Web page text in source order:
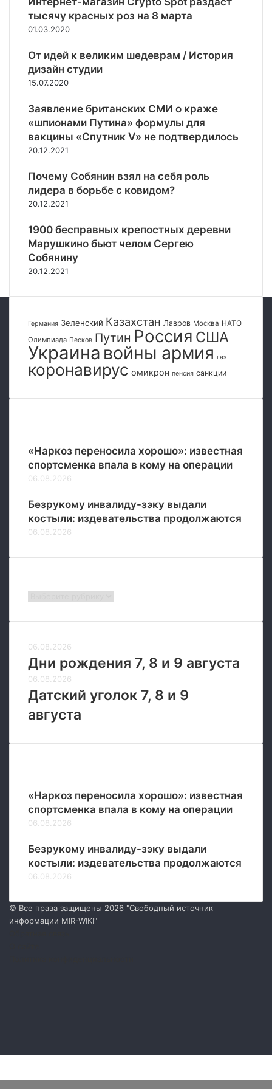
о
д
н
й
в
о
й
ы
р
а
н
а
к
ц
и
д
л
я
о
с
с
к
и
х
а
к
о
в
т
и
н
ы
м
д
а
м
ф
а
с
ф
у
д
а
Р
с
и
и
е
р
е
н
и
с
о
т
р
д
н
и
е
в
а
К
С
с
С
Ш
а
д
о
,
Е
в
о
Я
о
н
и
й
у
тысячу красных роз на 8 марта
01.03.2020
От идей к великим шедеврам / История
дизайн студии
15.07.2020
Заявление британских СМИ о краже
«шпионами Путина» формулы для
вакцины «Спутник V» не подтвердилось
20.12.2021
Почему Собянин взял на себя роль
лидера в борьбе с ковидом?
20.12.2021
1900 бесправных крепостных деревни
Марушкино бьют челом Сергею
Собянину
20.12.2021
Германия Зеленский Казахстан Лавров Москва НАТО
Олимпиада Песков Путин Россия США
Украина войны армия газ
коронавирус омикрон пенсия санкции
«Наркоз переносила хорошо»: известная
спортсменка впала в кому на операции
06.08.2026
Безрукому инвалиду-зэку выдали
костыли: издевательства продолжаются
06.08.2026
06.08.2026
Дни рождения 7, 8 и 9 августа
06.08.2026
Датский уголок 7, 8 и 9
августа
«Наркоз переносила хорошо»: известная
спортсменка впала в кому на операции
06.08.2026
Безрукому инвалиду-зэку выдали
костыли: издевательства продолжаются
06.08.2026
© Все права защищены 2026 "Свободный источник
информации MIR-WIKI"